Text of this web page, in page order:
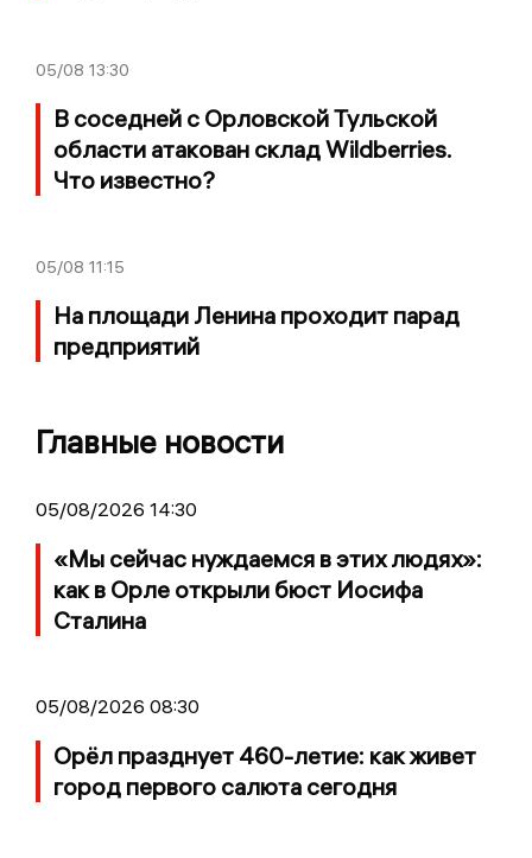
05/08 13:30
В соседней с Орловской Тульской
области атакован склад Wildberries.
Что известно?
05/08 11:15
На площади Ленина проходит парад
предприятий
Главные новости
05/08/2026 14:30
«Мы сейчас нуждаемся в этих людях»:
как в Орле открыли бюст Иосифа
Сталина
05/08/2026 08:30
Орёл празднует 460-летие: как живет
город первого салюта сегодня